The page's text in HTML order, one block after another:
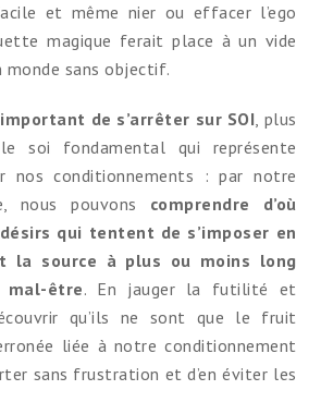
et même nier ou effacer l’ego
magique ferait place à un vide
sans objectif.
de s’arrêter sur SOI, plus
soi fondamental qui représente
nos conditionnements : par notre
nous pouvons comprendre d’où
qui tentent de s’imposer en
la source à plus ou moins long
être. En jauger la futilité et
qu’ils ne sont que le fruit
liée à notre conditionnement
sans frustration et d’en éviter les